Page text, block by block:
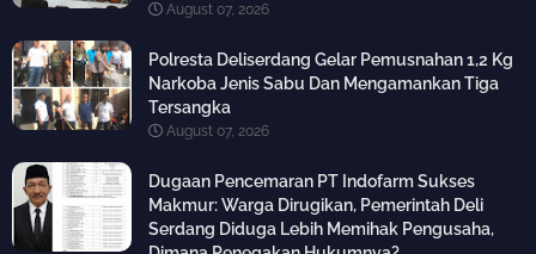
August 07, 2026
Polresta Deliserdang Gelar Pemusnahan 1,2 Kg
Narkoba Jenis Sabu Dan Mengamankan Tiga
Tersangka
August 07, 2026
Dugaan Pencemaran PT Indofarm Sukses
Makmur: Warga Dirugikan, Pemerintah Deli
Serdang Diduga Lebih Memihak Pengusaha,